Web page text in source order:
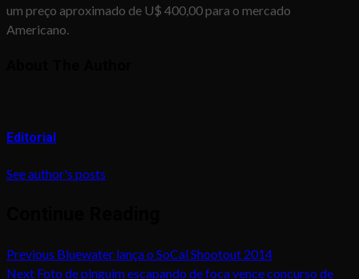
um preço aproximado de U$ 400,00 para o mercado
Americano.
Editorial
See author's posts
Previous Bluewater lança o SoCal Shootout 2014
Next Foto de pinguim escapando de foca vence concurso de